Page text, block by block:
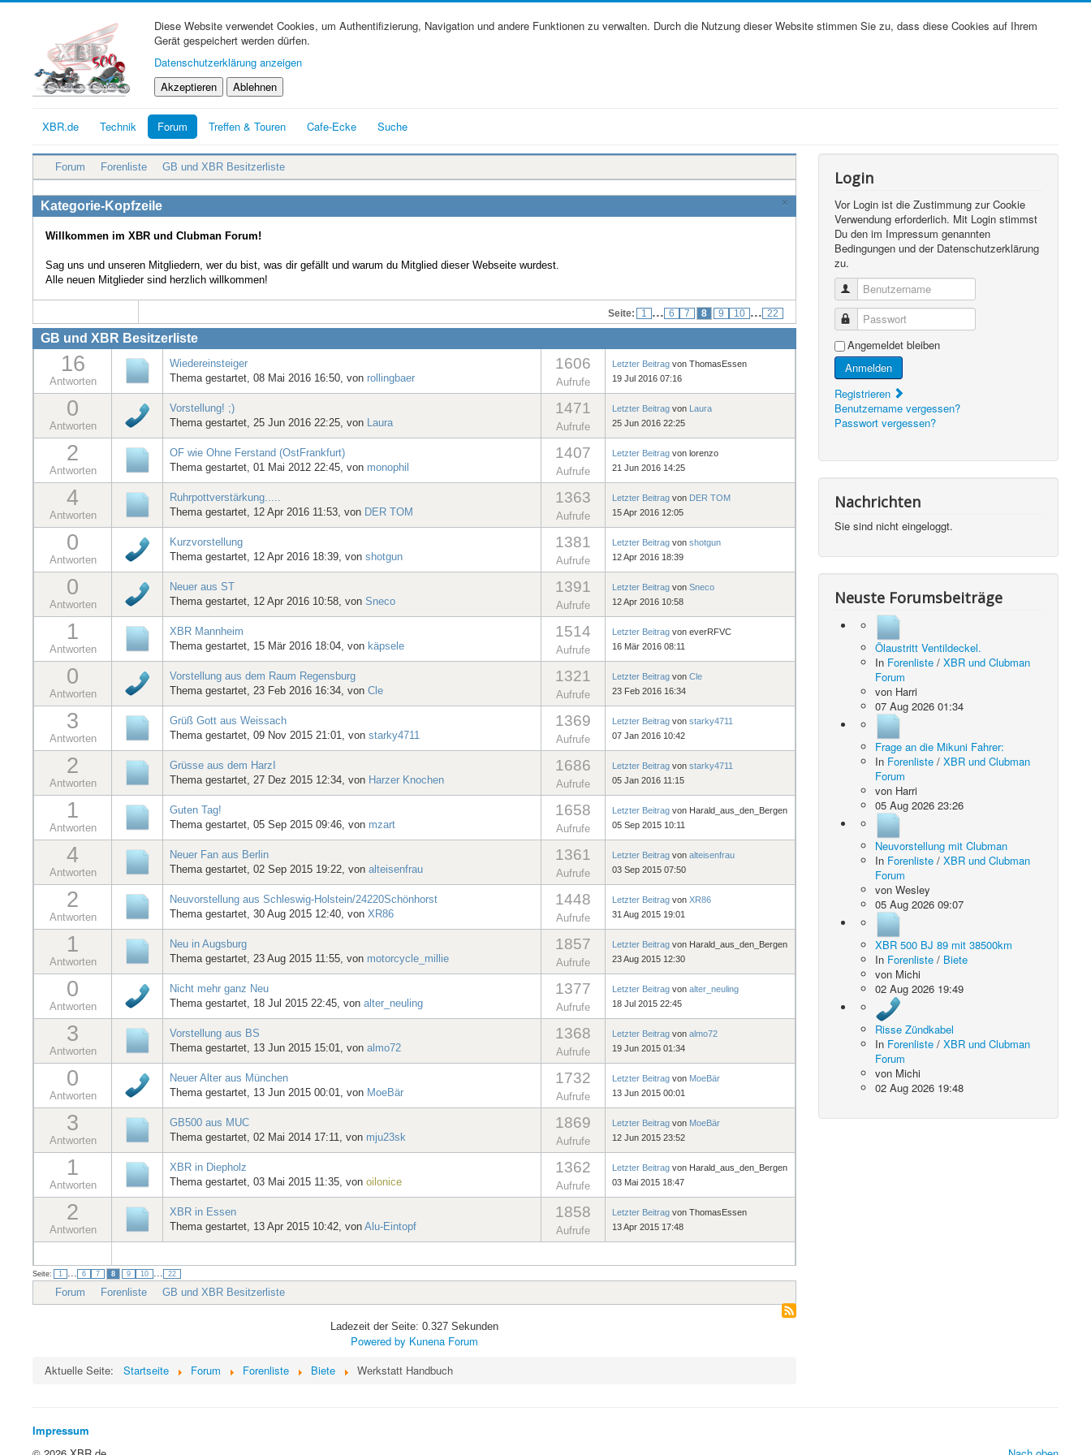
Diese Website verwendet Cookies, um Authentifizierung, Navigation und andere Funktionen zu verwalten. Durch die Nutzung dieser Website stimmen Sie zu, dass diese Cookies auf Ihrem
Gerät gespeichert werden dürfen.
Datenschutzerklärung anzeigen
Akzeptieren
Ablehnen
XBR.de Technik Forum Treffen & Touren Cafe-Ecke Suche
Forum Forenliste GB und XBR Besitzerliste
×
Kategorie-Kopfzeile
Willkommen im XBR und Clubman Forum!
Sag uns und unseren Mitgliedern, wer du bist, was dir gefällt und warum du Mitglied dieser Webseite wurdest.
Alle neuen Mitglieder sind herzlich willkommen!
Seite: 1 ... 6 7 8 9 10 ... 22
GB und XBR Besitzerliste
16
Antworten
Wiedereinsteiger
Thema gestartet, 08 Mai 2016 16:50, von rollingbaer
1606
Aufrufe
Letzter Beitrag von ThomasEssen
19 Jul 2016 07:16
0
Antworten
Vorstellung! ;)
Thema gestartet, 25 Jun 2016 22:25, von Laura
1471
Aufrufe
Letzter Beitrag von Laura
25 Jun 2016 22:25
2
Antworten
OF wie Ohne Ferstand (OstFrankfurt)
Thema gestartet, 01 Mai 2012 22:45, von monophil
1407
Aufrufe
Letzter Beitrag von lorenzo
21 Jun 2016 14:25
4
Antworten
Ruhrpottverstärkung.....
Thema gestartet, 12 Apr 2016 11:53, von DER TOM
1363
Aufrufe
Letzter Beitrag von DER TOM
15 Apr 2016 12:05
0
Antworten
Kurzvorstellung
Thema gestartet, 12 Apr 2016 18:39, von shotgun
1381
Aufrufe
Letzter Beitrag von shotgun
12 Apr 2016 18:39
0
Antworten
Neuer aus ST
Thema gestartet, 12 Apr 2016 10:58, von Sneco
1391
Aufrufe
Letzter Beitrag von Sneco
12 Apr 2016 10:58
1
Antworten
XBR Mannheim
Thema gestartet, 15 Mär 2016 18:04, von käpsele
1514
Aufrufe
Letzter Beitrag von everRFVC
16 Mär 2016 08:11
0
Antworten
Vorstellung aus dem Raum Regensburg
Thema gestartet, 23 Feb 2016 16:34, von Cle
1321
Aufrufe
Letzter Beitrag von Cle
23 Feb 2016 16:34
3
Antworten
Grüß Gott aus Weissach
Thema gestartet, 09 Nov 2015 21:01, von starky4711
1369
Aufrufe
Letzter Beitrag von starky4711
07 Jan 2016 10:42
2
Antworten
Grüsse aus dem HarzI
Thema gestartet, 27 Dez 2015 12:34, von Harzer Knochen
1686
Aufrufe
Letzter Beitrag von starky4711
05 Jan 2016 11:15
1
Antworten
Guten Tag!
Thema gestartet, 05 Sep 2015 09:46, von mzart
1658
Aufrufe
Letzter Beitrag von Harald_aus_den_Bergen
05 Sep 2015 10:11
4
Antworten
Neuer Fan aus Berlin
Thema gestartet, 02 Sep 2015 19:22, von alteisenfrau
1361
Aufrufe
Letzter Beitrag von alteisenfrau
03 Sep 2015 07:50
2
Antworten
Neuvorstellung aus Schleswig-Holstein/24220Schönhorst
Thema gestartet, 30 Aug 2015 12:40, von XR86
1448
Aufrufe
Letzter Beitrag von XR86
31 Aug 2015 19:01
1
Antworten
Neu in Augsburg
Thema gestartet, 23 Aug 2015 11:55, von motorcycle_millie
1857
Aufrufe
Letzter Beitrag von Harald_aus_den_Bergen
23 Aug 2015 12:30
0
Antworten
Nicht mehr ganz Neu
Thema gestartet, 18 Jul 2015 22:45, von alter_neuling
1377
Aufrufe
Letzter Beitrag von alter_neuling
18 Jul 2015 22:45
3
Antworten
Vorstellung aus BS
Thema gestartet, 13 Jun 2015 15:01, von almo72
1368
Aufrufe
Letzter Beitrag von almo72
19 Jun 2015 01:34
0
Antworten
Neuer Alter aus München
Thema gestartet, 13 Jun 2015 00:01, von MoeBär
1732
Aufrufe
Letzter Beitrag von MoeBär
13 Jun 2015 00:01
3
Antworten
GB500 aus MUC
Thema gestartet, 02 Mai 2014 17:11, von mju23sk
1869
Aufrufe
Letzter Beitrag von MoeBär
12 Jun 2015 23:52
1
Antworten
XBR in Diepholz
Thema gestartet, 03 Mai 2015 11:35, von oilonice
1362
Aufrufe
Letzter Beitrag von Harald_aus_den_Bergen
03 Mai 2015 18:47
2
Antworten
XBR in Essen
Thema gestartet, 13 Apr 2015 10:42, von Alu-Eintopf
1858
Aufrufe
Letzter Beitrag von ThomasEssen
13 Apr 2015 17:48
Seite: 1 6 7 8 9 10 22
Forum Forenliste GB und XBR Besitzerliste
Ladezeit der Seite: 0.327 Sekunden
Powered by Kunena Forum
Aktuelle Seite:
Startseite Forum Forenliste Biete Werkstatt Handbuch
Login
Vor Login ist die Zustimmung zur Cookie
Verwendung erforderlich. Mit Login stimmst
Du den im Impressum genannten
Bedingungen und der Datenschutzerklärung
zu.
Benutzername
Passwort
Angemeldet bleiben
Anmelden
Registrieren
Benutzername vergessen?
Passwort vergessen?
Nachrichten
Sie sind nicht eingeloggt.
Neuste Forumsbeiträge
Ölaustritt Ventildeckel.
In Forenliste /XBR und Clubman
Forum
von Harri
07 Aug 2026 01:34
Frage an die Mikuni Fahrer:
In Forenliste /XBR und Clubman
Forum
von Harri
05 Aug 2026 23:26
Neuvorstellung mit Clubman
In Forenliste /XBR und Clubman
Forum
vonWesley
05 Aug 2026 09:07
XBR 500 BJ 89 mit 38500km
In Forenliste / Biete
von Michi
02 Aug 2026 19:49
Risse Zündkabel
In Forenliste /XBR und Clubman
Forum
von Michi
02 Aug 2026 19:48
Impressum